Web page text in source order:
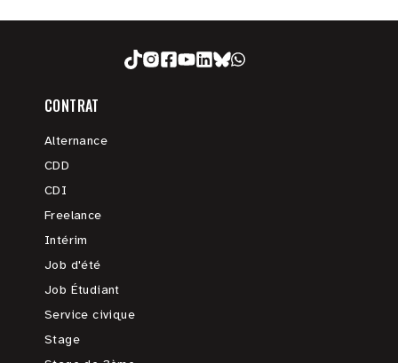
CONTRAT
Alternance
CDD
CDI
Freelance
Intérim
Job d'été
Job Étudiant
Service civique
Stage